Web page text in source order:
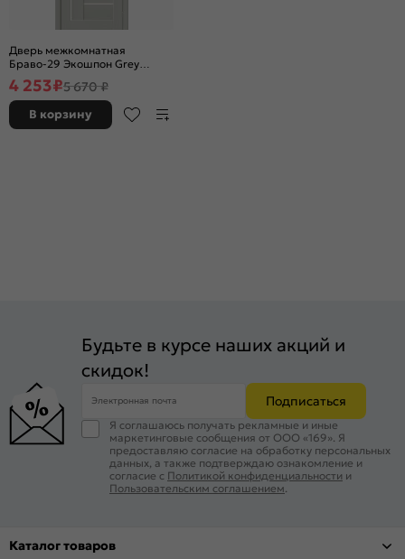
Дверь межкомнатная
Браво-29 Экошпон Grey
Wood, остекленная, magic fog,
без кромки, царговая
4 253₽5 670 ₽
В корзину
Будьте в курсе наших акций и
скидок!
Электронная почта Подписаться
Я соглашаюсь получать рекламные и иные
маркетинговые сообщения от ООО «169». Я
предоставляю согласие на обработку персональных
данных, а также подтверждаю ознакомление и
согласие с Политикой конфиденциальности и
Пользовательским соглашением
Каталог товаров